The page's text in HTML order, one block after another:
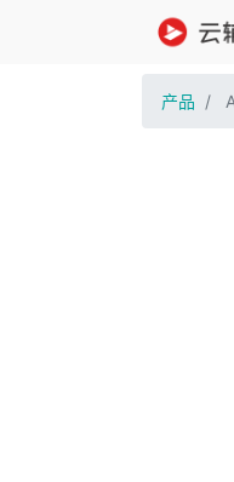
产品